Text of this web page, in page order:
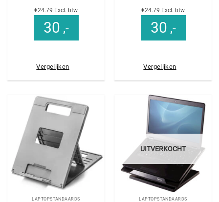
€24.79 Excl. btw
30 ,-
Vergelijken
€24.79 Excl. btw
30 ,-
Vergelijken
LAPTOPSTANDAARDS
UITVERKOCHT
LAPTOPSTANDAARDS